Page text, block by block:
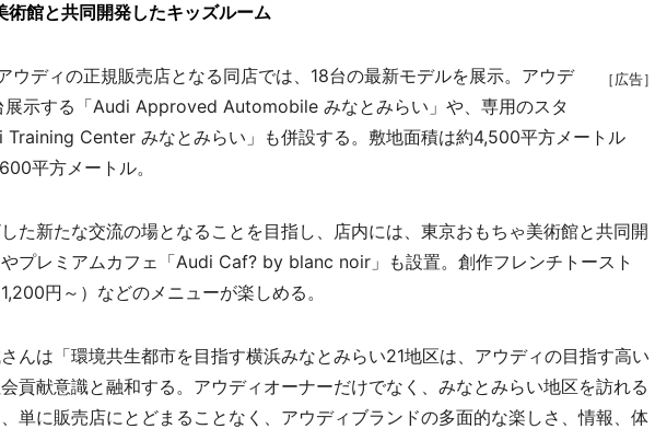
術館と共同開発したキッズルーム
［広告］
ディの正規販売店となる同店では、18台の最新モデルを展示。アウデ
展示する「Audi Approved Automobile みなとみらい」や、専用のスタ
Training Center みなとみらい」も併設する。敷地面積は約4,500平方メートル
平方メートル。
た新たな交流の場となることを目指し、店内には、東京おもちゃ美術館と共同開
プレミアムカフェ「Audi Caf? by blanc noir」も設置。創作フレンチトースト
円～）などのメニューが楽しめる。
んは「環境共生都市を目指す横浜みなとみらい21地区は、アウディの目指す高い
貢献意識と融和する。アウディオーナーだけでなく、みなとみらい地区を訪れる
単に販売店にとどまることなく、アウディブランドの多面的な楽しさ、情報、体